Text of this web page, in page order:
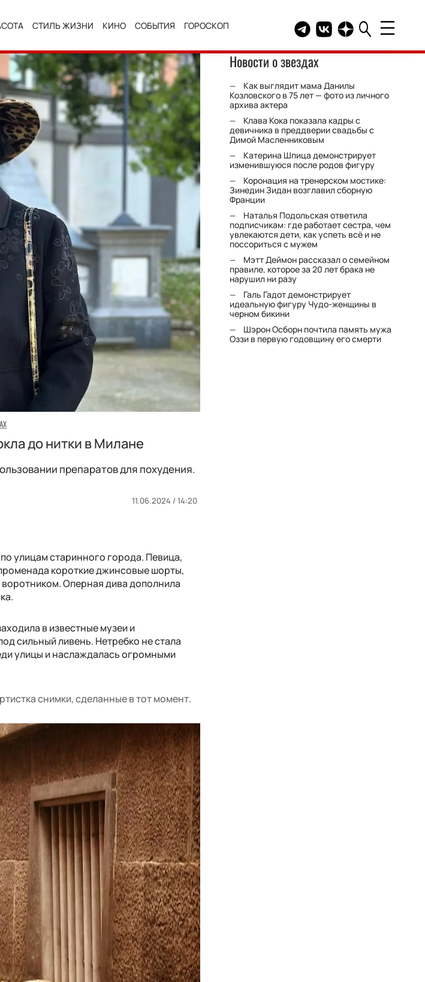
СТИЛЬ ЖИЗНИ КИНО СОБЫТИЯ ГОРОСКОП Telegram канал HELLO
Группа HELLO
Канал HELLO в
до нитки в Милане
препаратов для похудения.
11.06.2024 / 14:20
улицам старинного города. Певица,
короткие джинсовые шорты,
Оперная дива дополнила
в известные музеи и
сильный ливень. Нетребко не стала
улицы и наслаждалась огромными
снимки, сделанные в тот момент.
Новости о звездах
Как выглядит мама Данилы
Козловского в 75 лет — фото из личного
архива актера
Клава Кока показала кадры с
девичника в преддверии свадьбы с
Димой Масленниковым
Катерина Шпица демонстрирует
изменившуюся после родов фигуру
Коронация на тренерском мостике:
Зинедин Зидан возглавил сборную
Франции
Наталья Подольская ответила
подписчикам: где работает сестра, чем
увлекаются дети, как успеть всё и не
поссориться с мужем
Мэтт Деймон рассказал о семейном
правиле, которое за 20 лет брака не
нарушил ни разу
Галь Гадот демонстрирует
идеальную фигуру Чудо-женщины в
черном бикини
Шэрон Осборн почтила память мужа
Оззи в первую годовщину его смерти